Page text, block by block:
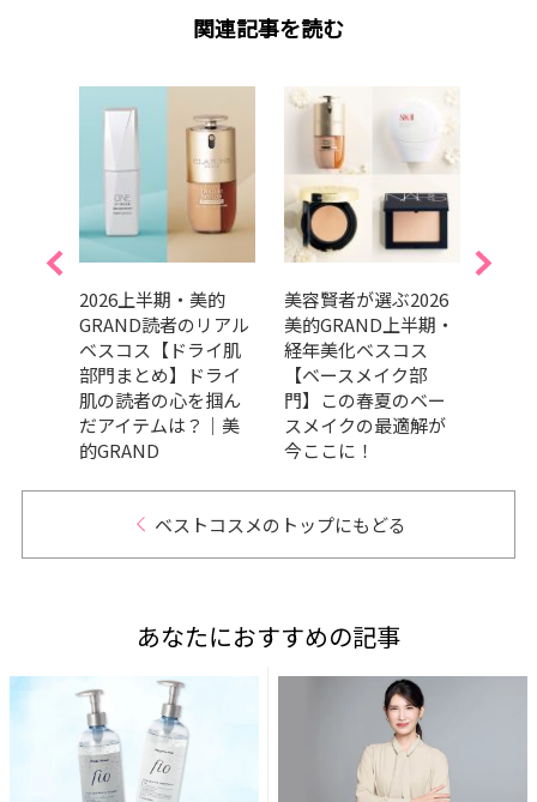
関連記事を読む
2026上半期・美的
GRAND読者のリアル
ベスコス【ドライ肌
部門まとめ】ドライ
肌の読者の心を掴ん
だアイテムは？｜美
的GRAND
美容賢者が選ぶ2026
美的GRAND上半期・
経年美化ベスコス
【ベースメイク部
門】この春夏のベー
スメイクの最適解が
今ここに！
ベストコスメのトップにもどる
あなたにおすすめの記事